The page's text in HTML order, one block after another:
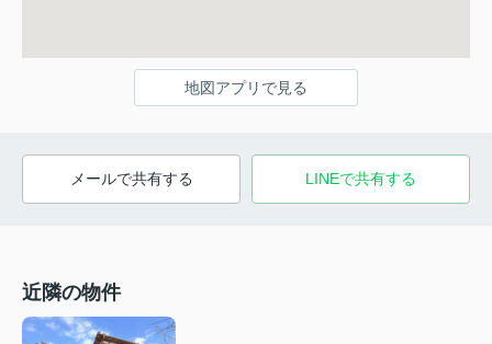
地図アプリで見る
メールで共有する LINEで共有する
近隣の物件